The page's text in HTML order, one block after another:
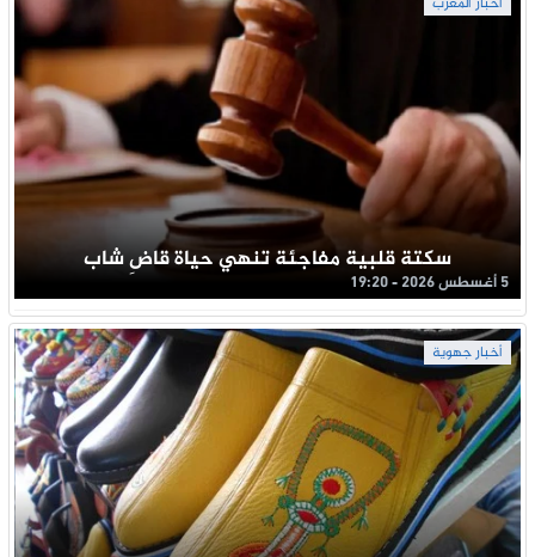
سكتة قلبية مفاجئة تنهي حياة قاضِ شاب
5 أغسطس 2026 - 19:20
أخبار جهوية